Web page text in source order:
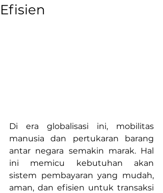
Efisien
Di era globalisasi ini, mobilitas
manusia dan pertukaran barang
antar negara semakin marak. Hal
ini memicu kebutuhan akan
sistem pembayaran yang mudah,
aman, dan efisien untuk transaksi